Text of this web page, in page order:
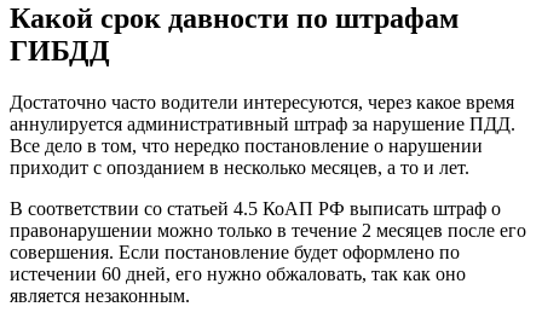
Какой срок давности по штрафам
ГИБДД
Достаточно часто водители интересуются, через какое время
аннулируется административный штраф за нарушение ПДД.
Все дело в том, что нередко постановление о нарушении
приходит с опозданием в несколько месяцев, а то и лет.
В соответствии со статьей 4.5 КоАП РФ выписать штраф о
правонарушении можно только в течение 2 месяцев после его
совершения. Если постановление будет оформлено по
истечении 60 дней, его нужно обжаловать, так как оно
является незаконным.